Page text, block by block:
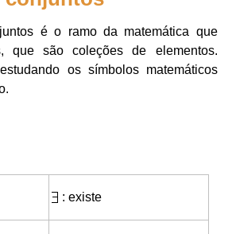
é o ramo da matemática que
que são coleções de elementos.
os símbolos matemáticos
: existe